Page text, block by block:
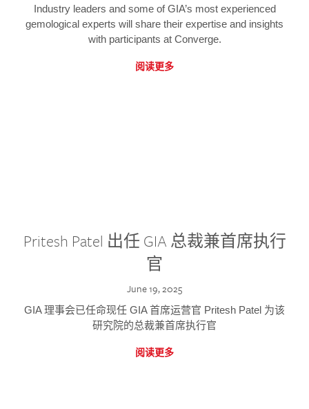
Industry leaders and some of GIA’s most experienced
gemological experts will share their expertise and insights
with participants at Converge.
阅读更多
Pritesh Patel 出任 GIA 总裁兼首席执行
官
June 19, 2025
GIA 理事会已任命现任 GIA 首席运营官 Pritesh Patel 为该
研究院的总裁兼首席执行官
阅读更多